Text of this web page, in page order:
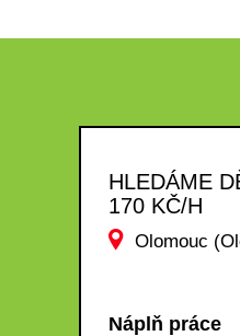
HLEDÁME
170 KČ/H
Olomouc
Náplň práce